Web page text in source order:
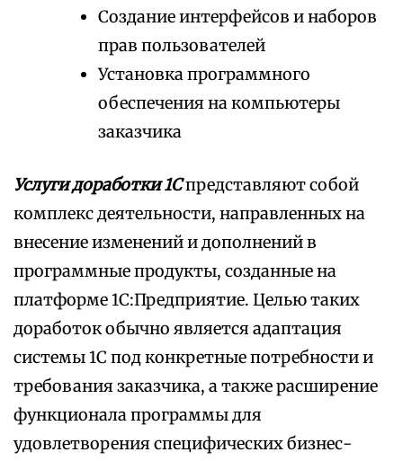
Создание интерфейсов и наборов
прав пользователей
Установка программного
обеспечения на компьютеры
заказчика
Услуги доработки 1Спредставляют собой
комплекс деятельности, направленных на
внесение изменений и дополнений в
программные продукты, созданные на
платформе 1С:Предприятие. Целью таких
доработок обычно является адаптация
системы 1С под конкретные потребности и
требования заказчика, а также расширение
функционала программы для
удовлетворения специфических бизнес-